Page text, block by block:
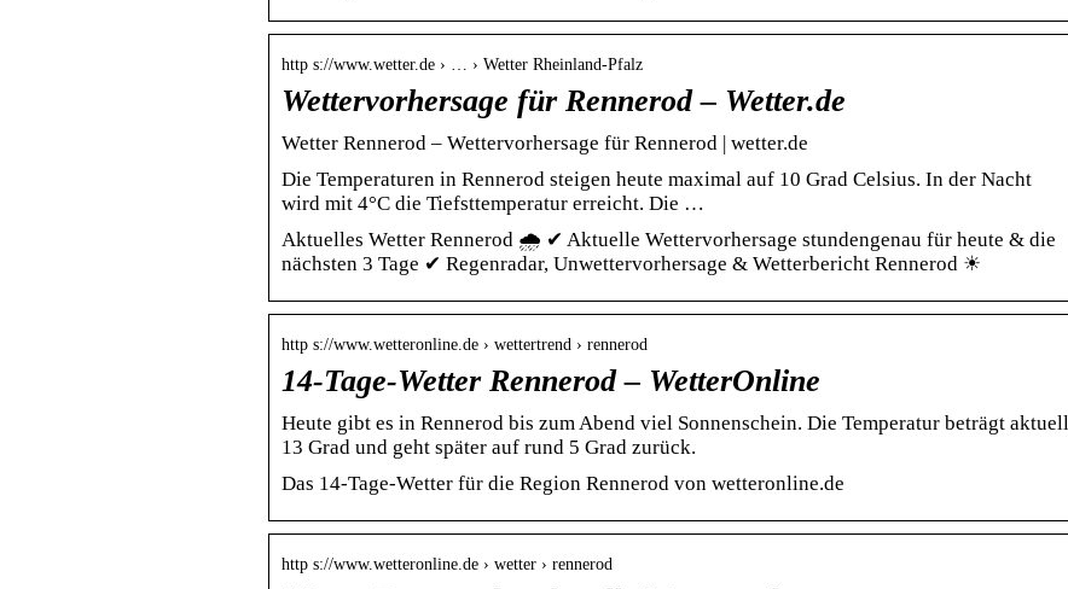
http s://www.wetter.de › … › Wetter Rheinland-Pfalz
Wettervorhersage für Rennerod – Wetter.de
Wetter Rennerod – Wettervorhersage für Rennerod | wetter.de
Die Temperaturen in Rennerod steigen heute maximal auf 10 Grad Celsius. In der Nacht
wird mit 4°C die Tiefsttemperatur erreicht. Die …
Aktuelles Wetter Rennerod 🌧️ ✔ Aktuelle Wettervorhersage stundengenau für heute & die
nächsten 3 Tage ✔ Regenradar, Unwettervorhersage & Wetterbericht Rennerod ☀
http s://www.wetteronline.de › wettertrend › rennerod
14-Tage-Wetter Rennerod – WetterOnline
Heute gibt es in Rennerod bis zum Abend viel Sonnenschein. Die Temperatur beträgt aktuell
13 Grad und geht später auf rund 5 Grad zurück.
Das 14-Tage-Wetter für die Region Rennerod von wetteronline.de
http s://www.wetteronline.de › wetter › rennerod